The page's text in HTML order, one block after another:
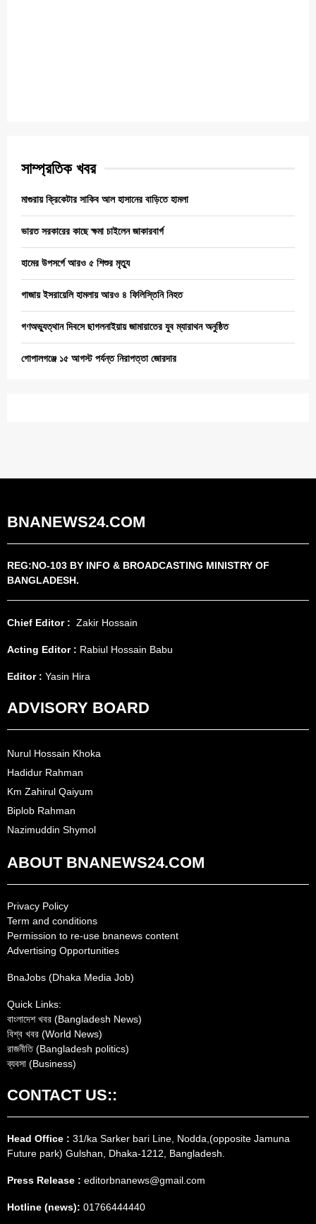
সাম্প্রতিক খবর
মাগুরায় ক্রিকেটার সাকিব আল হাসানের বাড়িতে হামলা
ভারত সরকারের কাছে ক্ষমা চাইলেন জাকারবার্গ
হামের উপসর্গে আরও ৫ শিশুর মৃত্যু
গাজায় ইসরায়েলি হামলায় আরও ৪ ফিলিস্তিনি নিহত
গণঅভ্যুত্থান দিবসে ছাগলনাইয়ায় জামায়াতের যুব ম্যারাথন অনুষ্ঠিত
গোপালগঞ্জে ১৫ আগস্ট পর্যন্ত নিরাপত্তা জোরদার
BNANEWS24.COM
REG:NO-103 BY INFO & BROADCASTING MINISTRY OF
BANGLADESH.
Chief Editor : Zakir Hossain
Acting Editor : Rabiul Hossain Babu
Editor : Yasin Hira
ADVISORY BOARD
Nurul Hossain Khoka
Hadidur Rahman
Km Zahirul Qaiyum
Biplob Rahman
Nazimuddin Shymol
ABOUT BNANEWS24.COM
Privacy Policy
Term and conditions
Permission to re-use bnanews content
Advertising Opportunities
BnaJobs (Dhaka Media Job)
Quick Links:
বাংলাদেশ খবর (Bangladesh News)
বিশ্ব খবর (World News)
রাজনীতি (Bangladesh politics)
ব্যবসা (Business)
CONTACT US::
Head Office : 31/ka Sarker bari Line, Nodda,(opposite Jamuna
Future park) Gulshan, Dhaka-1212, Bangladesh.
Press Release : editorbnanews@gmail.com
Hotline (news): 01766444440